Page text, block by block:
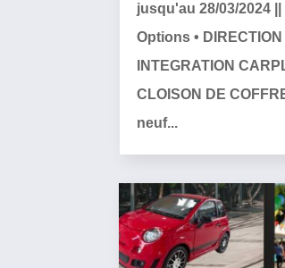
jusqu'au 28/03/2024 ||
Options • DIRECTION
INTEGRATION
CLOISON DE
neuf...